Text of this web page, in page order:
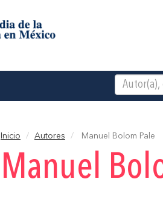
Inicio Autores Manuel Bolom Pale
Manuel